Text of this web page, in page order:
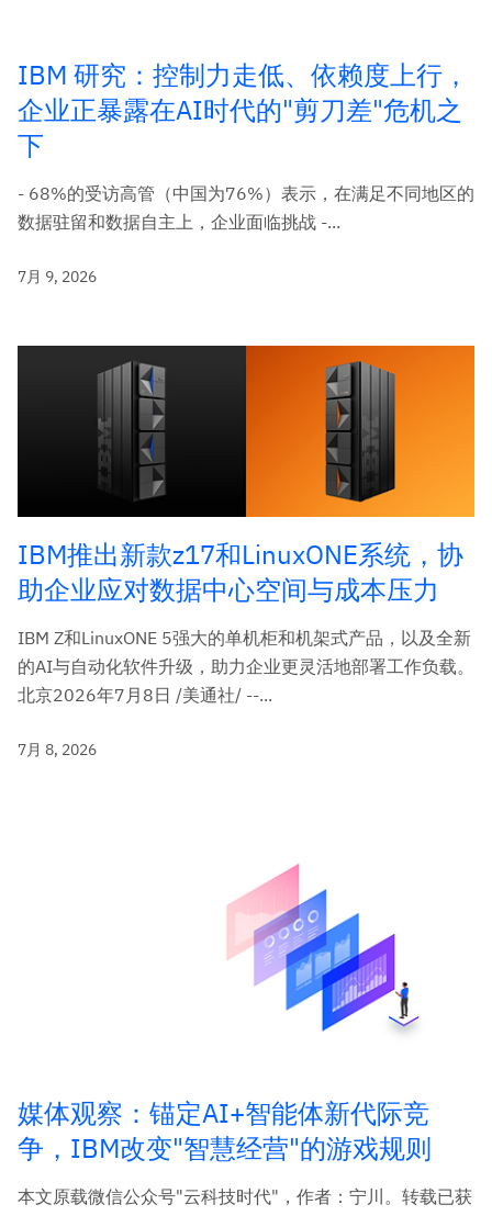
IBM 研究：控制力走低、依赖度上行，
企业正暴露在AI时代的"剪刀差"危机之
下
- 68%的受访高管（中国为76%）表示，在满足不同地区的
数据驻留和数据自主上，企业面临挑战 -...
7月 9, 2026
IBM推出新款z17和LinuxONE系统，协
助企业应对数据中心空间与成本压力
IBM Z和LinuxONE 5强大的单机柜和机架式产品，以及全新
的AI与自动化软件升级，助力企业更灵活地部署工作负载。
北京2026年7月8日 /美通社/ --...
7月 8, 2026
媒体观察：锚定AI+智能体新代际竞
争，IBM改变"智慧经营"的游戏规则
本文原载微信公众号"云科技时代"，作者：宁川。转载已获